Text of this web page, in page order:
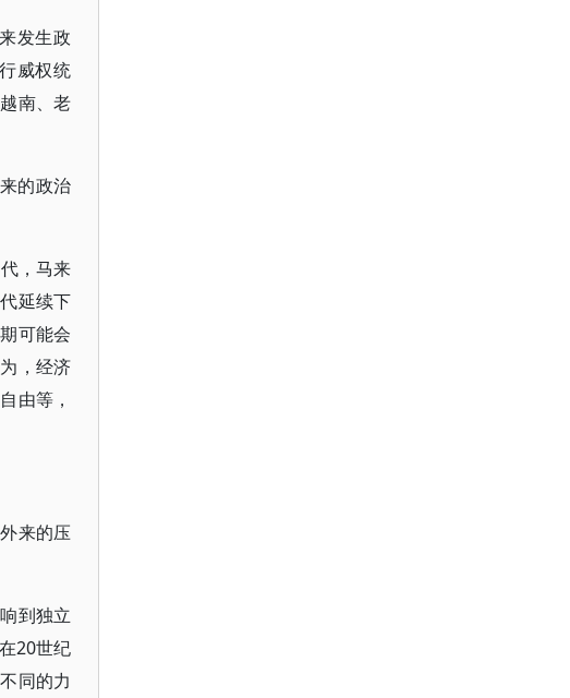
发生政
威权统
南、老
的政治
，马来
延续下
可能会
，经济
由等，
来的压
到独立
20世纪
同的力